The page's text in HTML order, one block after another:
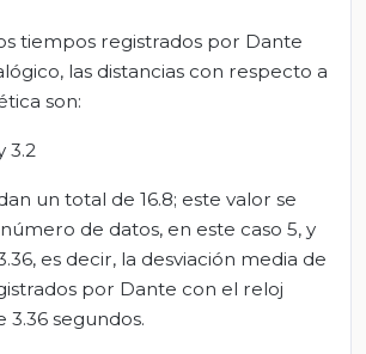
tiempos registrados por Dante
las distancias con respecto a
son:
3.2
un total de 16.8; este valor se
de datos, en este caso 5, y
es decir, la desviación media de
por Dante con el reloj
3.36 segundos.